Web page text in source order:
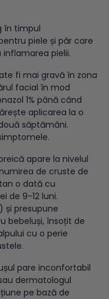
în timpul
piele și păr care
pielii.
fi mai gravă în zona
facial în mod
1% până când
aplicarea la o
săptămâni.
apare la nivelul
de cruste de
o dată cu
de 9-12 luni.
și presupune
bebeluși, însoțit de
cu o perie
pare inconfortabil
dermatologul
pe bază de